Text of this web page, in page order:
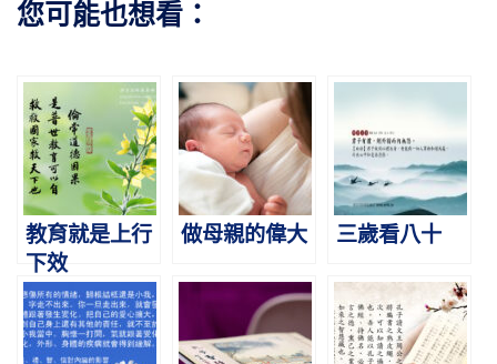
您可能也想看：
教育就是上行
下效
做母親的偉大 三歲看八十